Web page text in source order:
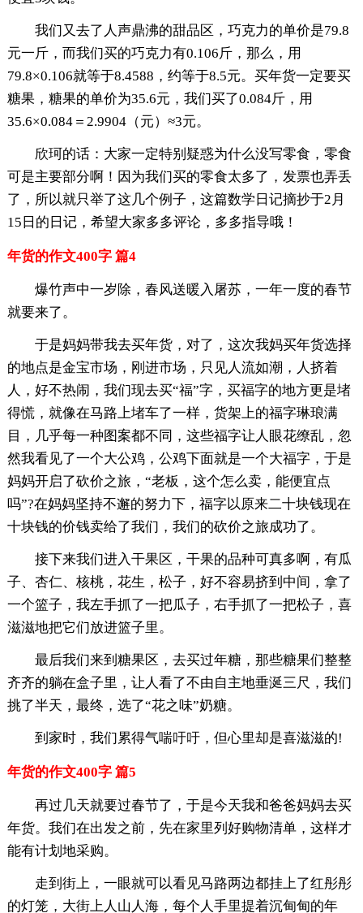
我们又去了人声鼎沸的甜品区，巧克力的单价是79.8
元一斤，而我们买的巧克力有0.106斤，那么，用
79.8×0.106就等于8.4588，约等于8.5元。买年货一定要买
糖果，糖果的单价为35.6元，我们买了0.084斤，用
35.6×0.084＝2.9904（元）≈3元。
欣珂的话：大家一定特别疑惑为什么没写零食，零食
可是主要部分啊！因为我们买的零食太多了，发票也弄丢
了，所以就只举了这几个例子，这篇数学日记摘抄于2月
15日的日记，希望大家多多评论，多多指导哦！
年货的作文400字 篇4
爆竹声中一岁除，春风送暖入屠苏，一年一度的春节
就要来了。
于是妈妈带我去买年货，对了，这次我妈买年货选择
的地点是金宝市场，刚进市场，只见人流如潮，人挤着
人，好不热闹，我们现去买“福”字，买福字的地方更是堵
得慌，就像在马路上堵车了一样，货架上的福字琳琅满
目，几乎每一种图案都不同，这些福字让人眼花缭乱，忽
然我看见了一个大公鸡，公鸡下面就是一个大福字，于是
妈妈开启了砍价之旅，“老板，这个怎么卖，能便宜点
吗”?在妈妈坚持不邂的努力下，福字以原来二十块钱现在
十块钱的价钱卖给了我们，我们的砍价之旅成功了。
接下来我们进入干果区，干果的品种可真多啊，有瓜
子、杏仁、核桃，花生，松子，好不容易挤到中间，拿了
一个篮子，我左手抓了一把瓜子，右手抓了一把松子，喜
滋滋地把它们放进篮子里。
最后我们来到糖果区，去买过年糖，那些糖果们整整
齐齐的躺在盒子里，让人看了不由自主地垂涎三尺，我们
挑了半天，最终，选了“花之味”奶糖。
到家时，我们累得气喘吁吁，但心里却是喜滋滋的!
年货的作文400字 篇5
再过几天就要过春节了，于是今天我和爸爸妈妈去买
年货。我们在出发之前，先在家里列好购物清单，这样才
能有计划地采购。
走到街上，一眼就可以看见马路两边都挂上了红彤彤
的灯笼，大街上人山人海，每个人手里提着沉甸甸的年